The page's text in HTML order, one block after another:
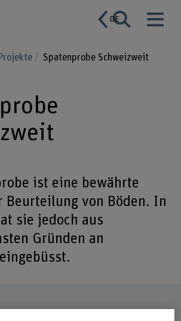
DE
Projekte Spatenprobe Schweizweit
ist eine bewährte
Beurteilung von Böden. In
sie jedoch aus
Gründen an